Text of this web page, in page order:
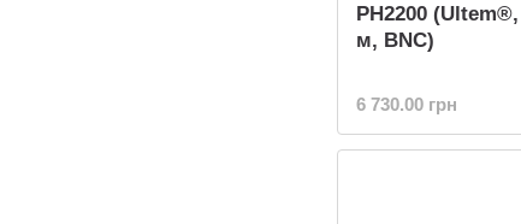
PH2200
м, BNC)
6 730.00 грн